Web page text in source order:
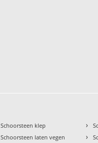
Schoorsteen klep
Schoorsteen laten vegen
›
›